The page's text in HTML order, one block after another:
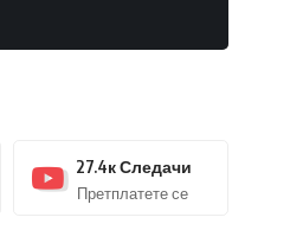
27.4кСледачи
Претплатете се